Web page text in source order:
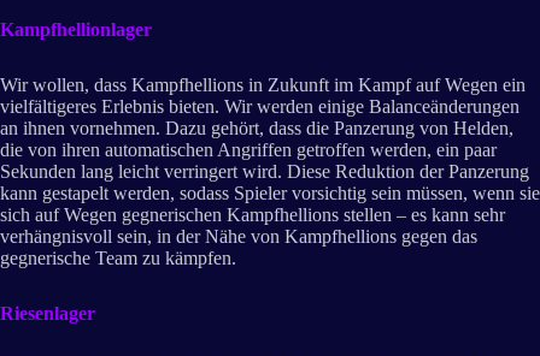
Kampfhellionlager
Wir wollen, dass Kampfhellions in Zukunft im Kampf auf Wegen ein
vielfältigeres Erlebnis bieten. Wir werden einige Balanceänderungen
an ihnen vornehmen. Dazu gehört, dass die Panzerung von Helden,
die von ihren automatischen Angriffen getroffen werden, ein paar
Sekunden lang leicht verringert wird. Diese Reduktion der Panzerung
kann gestapelt werden, sodass Spieler vorsichtig sein müssen, wenn sie
sich auf Wegen gegnerischen Kampfhellions stellen – es kann sehr
verhängnisvoll sein, in der Nähe von Kampfhellions gegen das
gegnerische Team zu kämpfen.
Riesenlager